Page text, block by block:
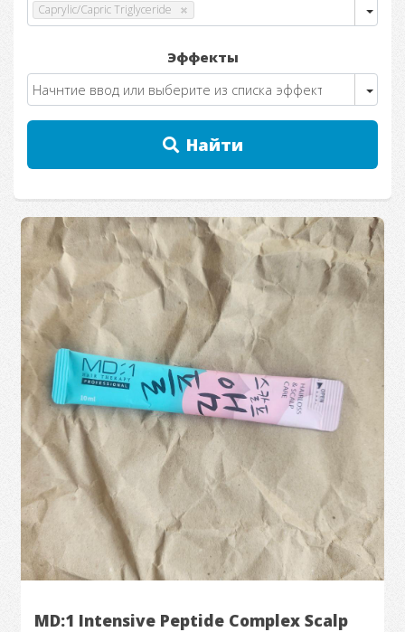
Caprylic/Capric Triglyceride
Эффекты
Найти
MD:1 Intensive Peptide Complex Scalp